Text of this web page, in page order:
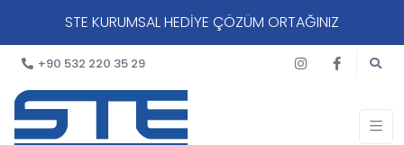
STE KURUMSAL HEDİYE ÇÖZÜM ORTAĞINIZ
+90 532 220 35 29